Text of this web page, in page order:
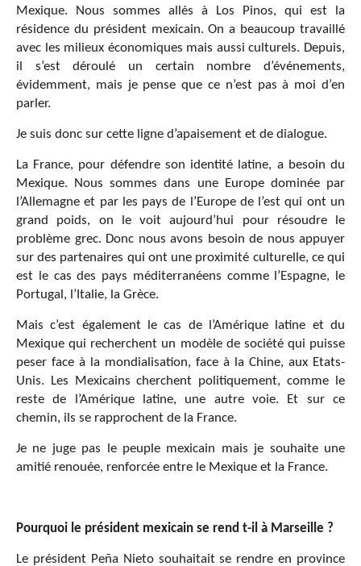
Mexique. Nous sommes allés à Los Pinos, qui est la
résidence du président mexicain. On a beaucoup travaillé
avec les milieux économiques mais aussi culturels. Depuis,
il s’est déroulé un certain nombre d’événements,
évidemment, mais je pense que ce n’est pas à moi d’en
parler.
Je suis donc sur cette ligne d’apaisement et de dialogue.
La France, pour défendre son identité latine, a besoin du
Mexique. Nous sommes dans une Europe dominée par
l’Allemagne et par les pays de l’Europe de l’est qui ont un
grand poids, on le voit aujourd’hui pour résoudre le
problème grec. Donc nous avons besoin de nous appuyer
sur des partenaires qui ont une proximité culturelle, ce qui
est le cas des pays méditerranéens comme l’Espagne, le
Portugal, l’Italie, la Grèce.
Mais c’est également le cas de l’Amérique latine et du
Mexique qui recherchent un modèle de société qui puisse
peser face à la mondialisation, face à la Chine, aux Etats-
Unis. Les Mexicains cherchent politiquement, comme le
reste de l’Amérique latine, une autre voie. Et sur ce
chemin, ils se rapprochent de la France.
Je ne juge pas le peuple mexicain mais je souhaite une
amitié renouée, renforcée entre le Mexique et la France.
Pourquoi le président mexicain se rend t-il à Marseille ?
Le président Peña Nieto souhaitait se rendre en province